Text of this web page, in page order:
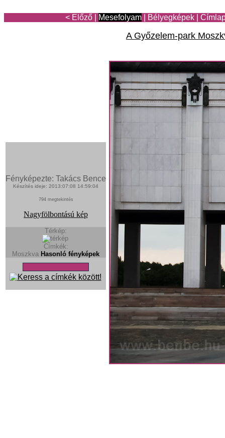
< Előző Mesefolyam Bélyegképek
A Győzelem-park
Fényképezte: Takács Bence
Készítés ideje: 2013:07:08 14:59:04
794 megtekintés
Nagyfölbontású kép
Térkép:
Címkék:
Moszkva Hasonló fényképek